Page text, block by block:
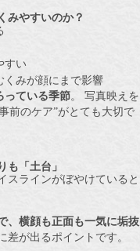
みやすいのか？
すい
くみが顔にまで影響
っている季節。 写真映えを
前のケア”がとても大切で
も「土台」
スラインがぼやけていると
、横顔も正面も一気に垢抜
差が出るポイントです。